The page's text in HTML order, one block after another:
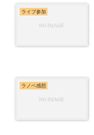
ライブ参加
ラノベ感想